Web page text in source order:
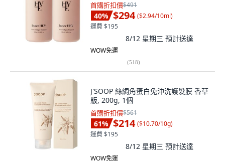
首購折扣價$491
40% $294 ($2.94/10ml)
運費 $195
8/12 星期三 預計送達
WOW免運
(518)
J'SOOP 絲綢角蛋白免沖洗護髮膜 香草
版, 200g, 1個
首購折扣價$561
61% $214 ($10.70/10g)
運費 $195
8/12 星期三 預計送達
WOW免運